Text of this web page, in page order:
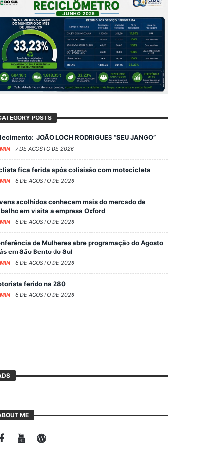
POSTS
JOÃO LOCH RODRIGUES “SEU JANGO”
7 DE AGOSTO DE 2026
fica ferida após colisisão com motocicleta
6 DE AGOSTO DE 2026
acolhidos conhecem mais do mercado de
em visita a empresa Oxford
6 DE AGOSTO DE 2026
de Mulheres abre programação do Agosto
em São Bento do Sul
6 DE AGOSTO DE 2026
ferido na 280
6 DE AGOSTO DE 2026
ME